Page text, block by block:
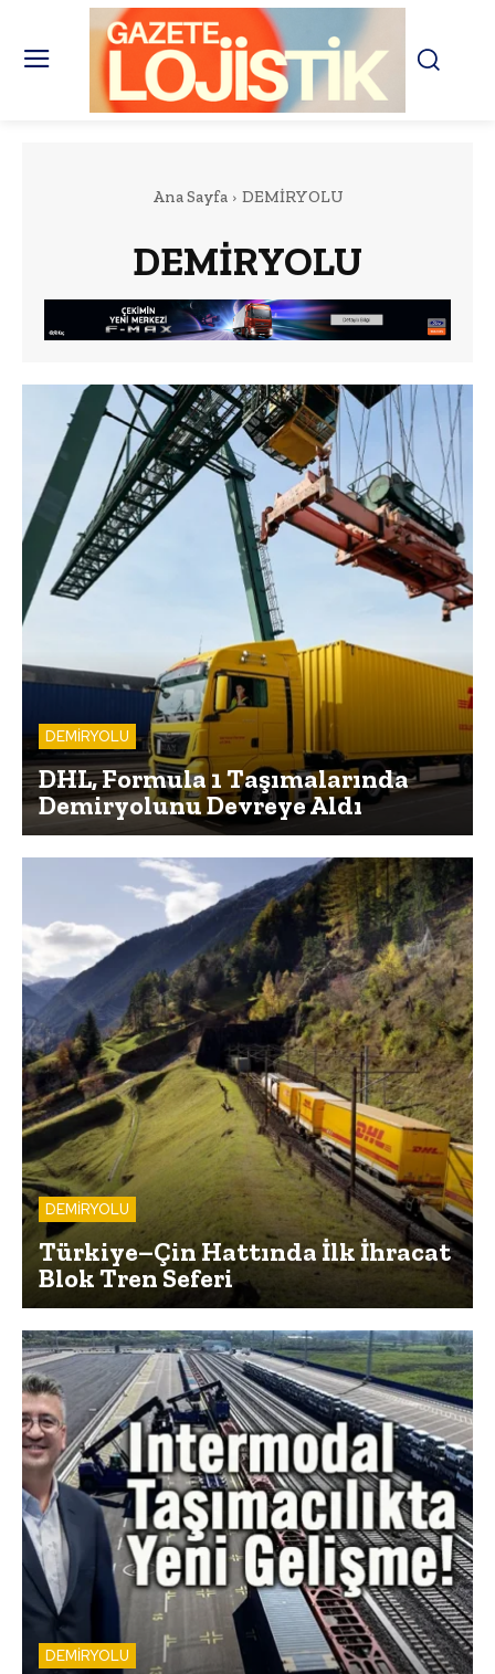
Ana Sayfa DEMİRYOLU
DEMİRYOLU
DEMİRYOLU
DHL, Formula 1 Taşımalarında
Demiryolunu Devreye Aldı
DEMİRYOLU
Türkiye–Çin Hattında İlk İhracat
Blok Tren Seferi
DEMİRYOLU